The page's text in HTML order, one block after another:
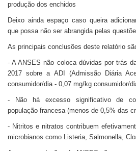
produção dos enchidos
Deixo ainda espaço caso queira
que possa não ser abrangida pelas
As principais conclusões deste relatório
- A ANSES não coloca dúvidas por trás
2017 sobre a ADI (Admissão Diária
consumidor/dia - 0,07 mg/kg consumidor/
- Não há excesso significativo de
população francesa (menos de 0,5% das
- Nitritos e nitratos contribuem
microbianos como Listeria, Salmonella,